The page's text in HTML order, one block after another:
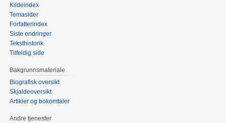
Kildeindex
Temasider
Forfatterindex
Siste endringer
Teksthistorik
Tilfeldig side
Bakgrunnsmateriale
Biografisk oversikt
Skjaldeoversikt
Artikler og bokomtaler
Andre tjenester